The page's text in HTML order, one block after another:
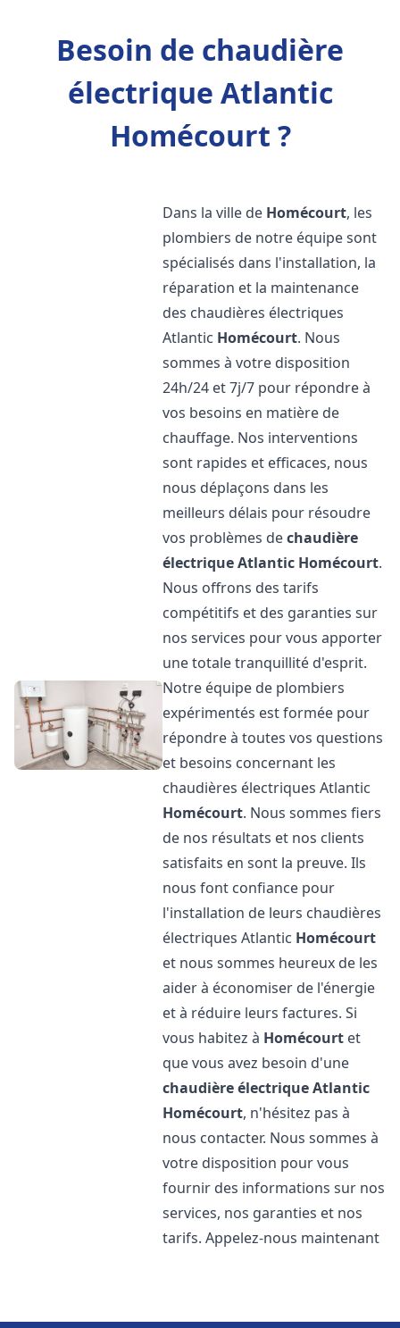
Besoin de chaudière
électrique Atlantic
Homécourt ?
Dans la ville de Homécourt, les
plombiers de notre équipe sont
spécialisés dans l'installation, la
réparation et la maintenance
des chaudières électriques
Atlantic Homécourt. Nous
sommes à votre disposition
24h/24 et 7j/7 pour répondre à
vos besoins en matière de
chauffage. Nos interventions
sont rapides et efficaces, nous
nous déplaçons dans les
meilleurs délais pour résoudre
vos problèmes dechaudière
électrique Atlantic Homécourt.
Nous offrons des tarifs
compétitifs et des garanties sur
nos services pour vous apporter
une totale tranquillité d'esprit.
Notre équipe de plombiers
expérimentés est formée pour
répondre à toutes vos questions
et besoins concernant les
chaudières électriques Atlantic
Homécourt. Nous sommes fiers
de nos résultats et nos clients
satisfaits en sont la preuve. Ils
nous font confiance pour
l'installation de leurs chaudières
électriques Atlantic Homécourt
et nous sommes heureux de les
aider à économiser de l'énergie
et à réduire leurs factures. Si
vous habitez à Homécourt et
que vous avez besoin d'une
chaudière électrique Atlantic
Homécourt, n'hésitez pas à
nous contacter. Nous sommes à
votre disposition pour vous
fournir des informations sur nos
services, nos garanties et nos
tarifs. Appelez-nous maintenant